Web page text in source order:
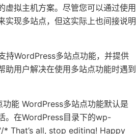
虚拟主机方案。尽管您可以通过使用
实现多站点，但这实际上也间接说明
持WordPress多站点功能，并提供
助用户解决在使用多站点功能时遇到
能 WordPress多站点功能默认是
。在WordPress目录下的wp-
* That’s all, stop editing! Happy